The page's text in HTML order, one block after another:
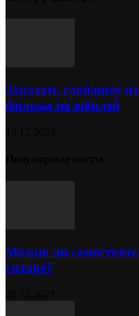
Заказать слайдшоу
фильма на юбилей
Можно ли
гитаре?